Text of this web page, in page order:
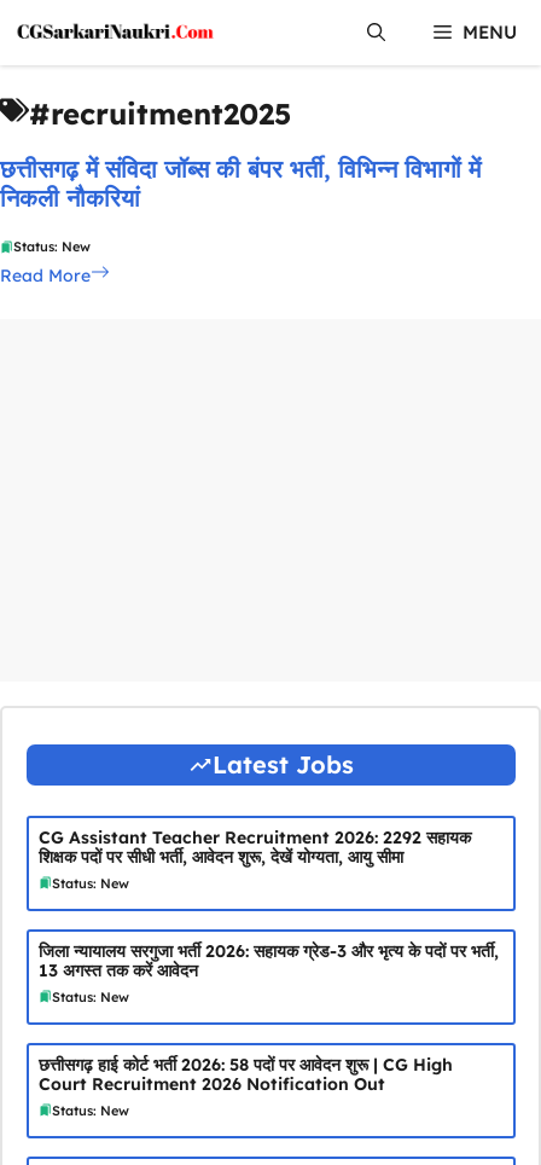
content
MENU
#recruitment2025
छत्तीसगढ़ में संविदा जॉब्स की बंपर भर्ती, विभिन्न विभागों में
निकली नौकरियां
Status: New
Read More
Latest Jobs
CG Assistant Teacher Recruitment 2026: 2292 सहायक
शिक्षक पदों पर सीधी भर्ती, आवेदन शुरू, देखें योग्यता, आयु सीमा
Status: New
जिला न्यायालय सरगुजा भर्ती 2026: सहायक ग्रेड-3 और भृत्य के पदों पर भर्ती,
13 अगस्त तक करें आवेदन
Status: New
छत्तीसगढ़ हाई कोर्ट भर्ती 2026: 58 पदों पर आवेदन शुरू | CG High
Court Recruitment 2026 Notification Out
Status: New